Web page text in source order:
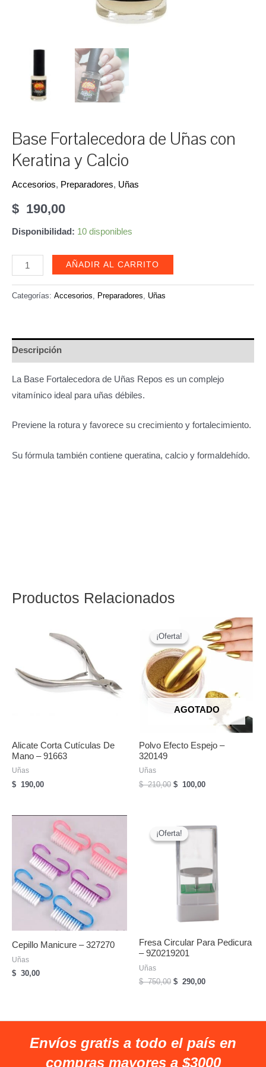
Base Fortalecedora de Uñas con
Keratina y Calcio
Accesorios, Preparadores, Uñas
$ 190,00
Disponibilidad: 10 disponibles
Base
Fortalecedora
de
Keratina
Calcio
cantidad
AÑADIR AL CARRITO
Categorías: Accesorios, Preparadores, Uñas
Descripción
La Base Fortalecedora de Uñas Repos es un complejo
vitamínico ideal para uñas débiles.
Previene la rotura y favorece su crecimiento y fortalecimiento.
Su fórmula también contiene queratina, calcio y formaldehído.
Productos Relacionados
Alicate Corta Cutículas De
Mano – 91663
Uñas
$ 190,00
¡Oferta!
AGOTADO
¡Oferta!
Polvo Efecto Espejo –
320149
Uñas
$210,00 El
210,00.
$ 100,00El
$
Cepillo Manicure – 327270
Uñas
$ 30,00
¡Oferta!
¡Oferta!
Fresa Circular Para Pedicura
– 9Z0219201
Uñas
$750,00 El
$
$ 290,00El
$
Envíos gratis a todo el país en
compras mayores a $3000